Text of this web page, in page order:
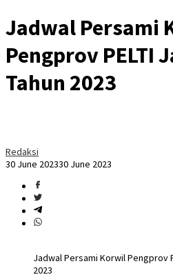
Jadwal Persami
Pengprov PELTI
Tahun 2023
Redaksi
30 June 202330 June 2023
Jadwal Persami Korwil Pengprov
2023